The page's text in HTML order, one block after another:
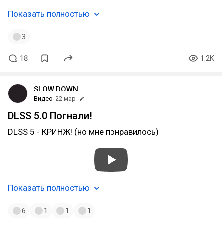
Показать полностью
3
18 1.2K
SLOW DOWN
Видео 22 мар
DLSS 5.0 Погнали!
DLSS 5 - КРИНЖ! (но мне понравилось)
Показать полностью
6 1 1 1